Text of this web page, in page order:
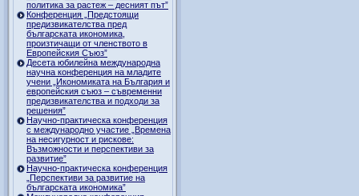
политика за растеж – десният път”
Конференция „Предстоящи
предизвикателства пред
българската икономика,
произтичащи от членството в
Европейския Съюз”
Десета юбилейна международна
научна конференция на младите
учени „Икономиката на България и
европейския съюз – съвременни
предизвикателства и подходи за
решения”
Научно-практическа конференция
с международно участие „Времена
на несигурност и рискове:
Възможности и перспективи за
развитие”
Научно-практическа конференция
„Перспективи за развитие на
българската икономика”